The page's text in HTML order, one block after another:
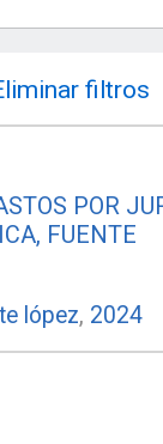
filtros
POR
FUENTE
lópez, 2024